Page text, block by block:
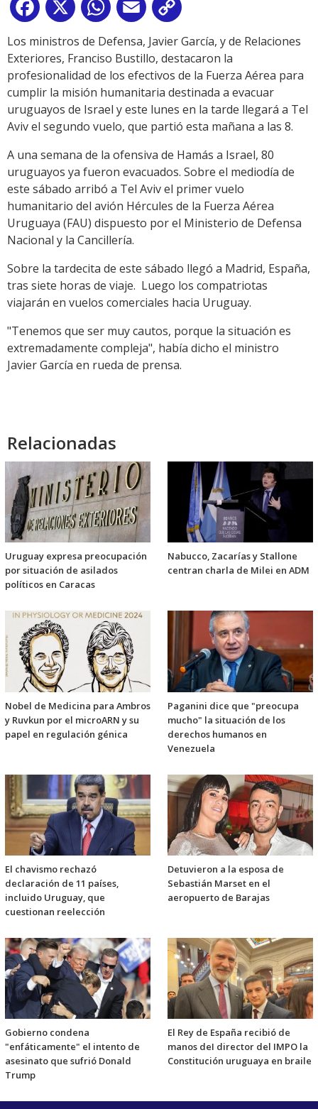
Facebook
X WhatsApp
Email
Link
Los ministros de Defensa, Javier García, y de Relaciones
Exteriores, Franciso Bustillo, destacaron la
profesionalidad de los efectivos de la Fuerza Aérea para
cumplir la misión humanitaria destinada a evacuar
uruguayos de Israel y este lunes en la tarde llegará a Tel
Aviv el segundo vuelo, que partió esta mañana a las 8.
A una semana de la ofensiva de Hamás a Israel, 80
uruguayos ya fueron evacuados. Sobre el mediodía de
este sábado arribó a Tel Aviv el primer vuelo
humanitario del avión Hércules de la Fuerza Aérea
Uruguaya (FAU) dispuesto por el Ministerio de Defensa
Nacional y la Cancillería.
Sobre la tardecita de este sábado llegó a Madrid, España,
tras siete horas de viaje. Luego los compatriotas
viajarán en vuelos comerciales hacia Uruguay.
"Tenemos que ser muy cautos, porque la situación es
extremadamente compleja", había dicho el ministro
Javier García en rueda de prensa.
Relacionadas
Uruguay expresa preocupación
por situación de asilados
políticos en Caracas
Nabucco, Zacarías y Stallone
centran charla de Milei en ADM
Nobel de Medicina para Ambros
y Ruvkun por el microARN y su
papel en regulación génica
Paganini dice que "preocupa
mucho" la situación de los
derechos humanos en
Venezuela
El chavismo rechazó
declaración de 11 países,
incluido Uruguay, que
cuestionan reelección
Detuvieron a la esposa de
Sebastián Marset en el
aeropuerto de Barajas
Gobierno condena
"enfáticamente" el intento de
asesinato que sufrió Donald
Trump
El Rey de España recibió de
manos deI director del IMPO la
Constitución uruguaya en braile